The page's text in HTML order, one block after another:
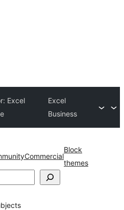
Excel
Excel
Business
Commercial
Block
themes